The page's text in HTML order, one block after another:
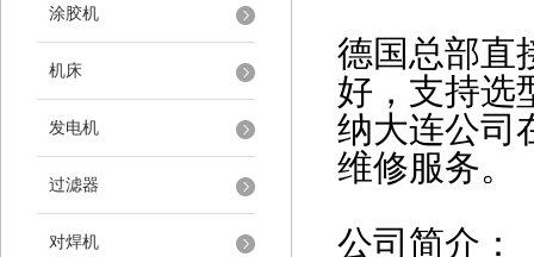
涂胶机
机床
发电机
过滤器
对焊机
德国总部直
好，支持选
纳大连公司
维修服务。
公司简介：